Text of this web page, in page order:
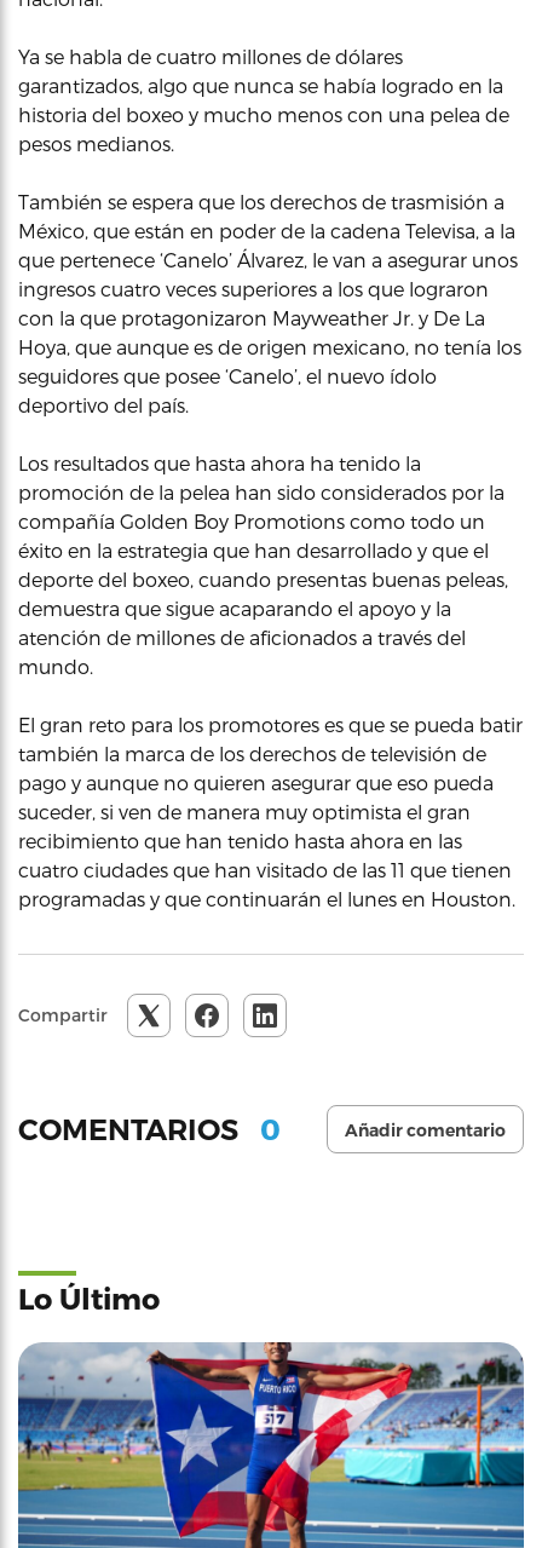
Ya se habla de cuatro millones de dólares
garantizados, algo que nunca se había logrado en la
historia del boxeo y mucho menos con una pelea de
pesos medianos.
También se espera que los derechos de trasmisión a
México, que están en poder de la cadena Televisa, a la
que pertenece ‘Canelo’ Álvarez, le van a asegurar unos
ingresos cuatro veces superiores a los que lograron
con la que protagonizaron Mayweather Jr. y De La
Hoya, que aunque es de origen mexicano, no tenía los
seguidores que posee ‘Canelo’, el nuevo ídolo
deportivo del país.
Los resultados que hasta ahora ha tenido la
promoción de la pelea han sido considerados por la
compañía Golden Boy Promotions como todo un
éxito en la estrategia que han desarrollado y que el
deporte del boxeo, cuando presentas buenas peleas,
demuestra que sigue acaparando el apoyo y la
atención de millones de aficionados a través del
mundo.
El gran reto para los promotores es que se pueda batir
también la marca de los derechos de televisión de
pago y aunque no quieren asegurar que eso pueda
suceder, si ven de manera muy optimista el gran
recibimiento que han tenido hasta ahora en las
cuatro ciudades que han visitado de las 11 que tienen
programadas y que continuarán el lunes en Houston.
Compartir
COMENTARIOS 0 Añadir comentario
Lo Último